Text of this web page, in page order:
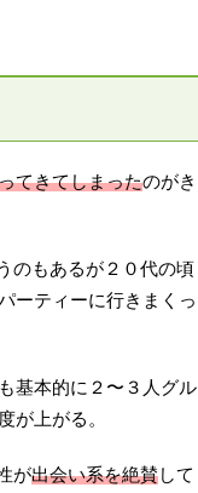
てきてしまったのがき
のもあるが２０代の頃
ーティーに行きまくっ
基本的に２〜３人グル
が上がる。
が出会い系を絶賛して